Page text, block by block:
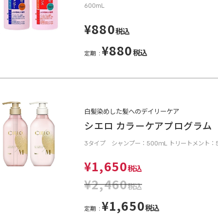
600mL
¥880税込
定期 ¥880税込
白髪染めした髪へのデイリーケア
シエロ カラーケアプログラム
3タイプ シャンプー：500ｍL トリートメント
¥1,650税込
¥2,460税込
定期 ¥1,650税込